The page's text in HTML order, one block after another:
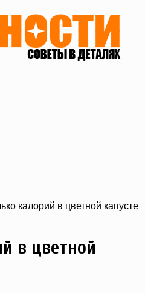
калорий в цветной капусте
в цветной